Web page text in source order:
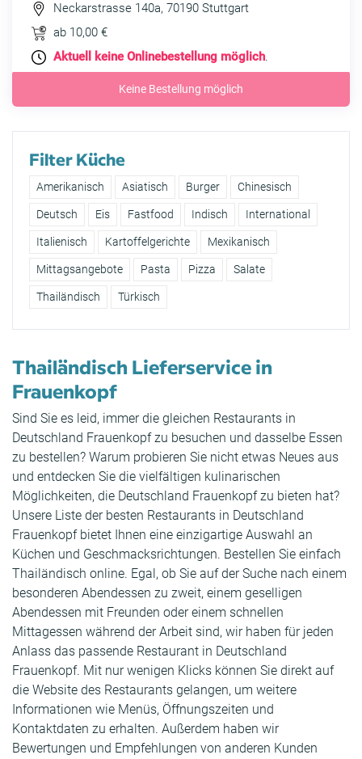
Neckarstrasse 140a, 70190 Stuttgart
ab 10,00 €
Aktuell keine Onlinebestellung möglich.
Keine Bestellung möglich
Filter Küche
Amerikanisch Asiatisch Burger Chinesisch
Deutsch Eis Fastfood Indisch International
Italienisch Kartoffelgerichte Mexikanisch
Mittagsangebote Pasta Pizza Salate
Thailändisch Türkisch
Thailändisch Lieferservice in
Frauenkopf
Sind Sie es leid, immer die gleichen Restaurants in
Deutschland Frauenkopf zu besuchen und dasselbe Essen
zu bestellen? Warum probieren Sie nicht etwas Neues aus
und entdecken Sie die vielfältigen kulinarischen
Möglichkeiten, die Deutschland Frauenkopf zu bieten hat?
Unsere Liste der besten Restaurants in Deutschland
Frauenkopf bietet Ihnen eine einzigartige Auswahl an
Küchen und Geschmacksrichtungen. Bestellen Sie einfach
Thailändisch online. Egal, ob Sie auf der Suche nach einem
besonderen Abendessen zu zweit, einem geselligen
Abendessen mit Freunden oder einem schnellen
Mittagessen während der Arbeit sind, wir haben für jeden
Anlass das passende Restaurant in Deutschland
Frauenkopf. Mit nur wenigen Klicks können Sie direkt auf
die Website des Restaurants gelangen, um weitere
Informationen wie Menüs, Öffnungszeiten und
Kontaktdaten zu erhalten. Außerdem haben wir
Bewertungen und Empfehlungen von anderen Kunden